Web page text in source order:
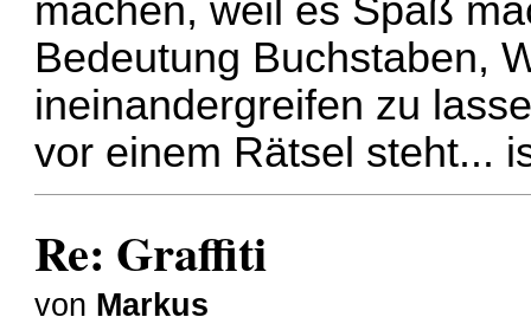
machen, weil es Spaß
Bedeutung Buchstaben,
ineinandergreifen zu
vor einem Rätsel steht...
Re: Graffiti
von Markus